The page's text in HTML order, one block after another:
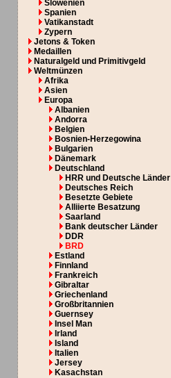
Slowenien
Spanien
Vatikanstadt
Zypern
Jetons & Token
Medaillen
Naturalgeld und Primitivgeld
Weltmünzen
Afrika
Asien
Europa
Albanien
Andorra
Belgien
Bosnien-Herzegowina
Bulgarien
Dänemark
Deutschland
HRR und Deutsche Länder
Deutsches Reich
Besetzte Gebiete
Alliierte Besatzung
Saarland
Bank deutscher Länder
DDR
BRD
Estland
Finnland
Frankreich
Gibraltar
Griechenland
Großbritannien
Guernsey
Insel Man
Irland
Island
Italien
Jersey
Kasachstan